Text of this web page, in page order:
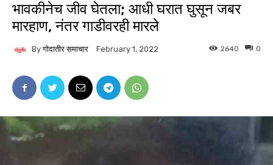
भावकीनेच जीव घेतला; आधी घरात घुसून जबर
मारहाण, नंतर गाडीवरही मारले
By गोदातीर समाचार February 1, 2022 0
2640